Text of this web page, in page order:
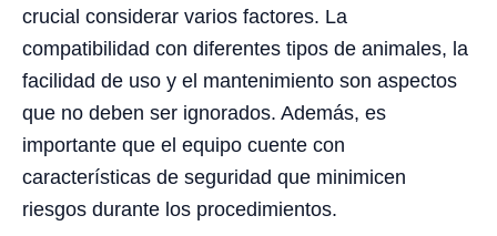
crucial considerar varios factores. La
compatibilidad con diferentes tipos de animales, la
facilidad de uso y el mantenimiento son aspectos
que no deben ser ignorados. Además, es
importante que el equipo cuente con
características de seguridad que minimicen
riesgos durante los procedimientos.